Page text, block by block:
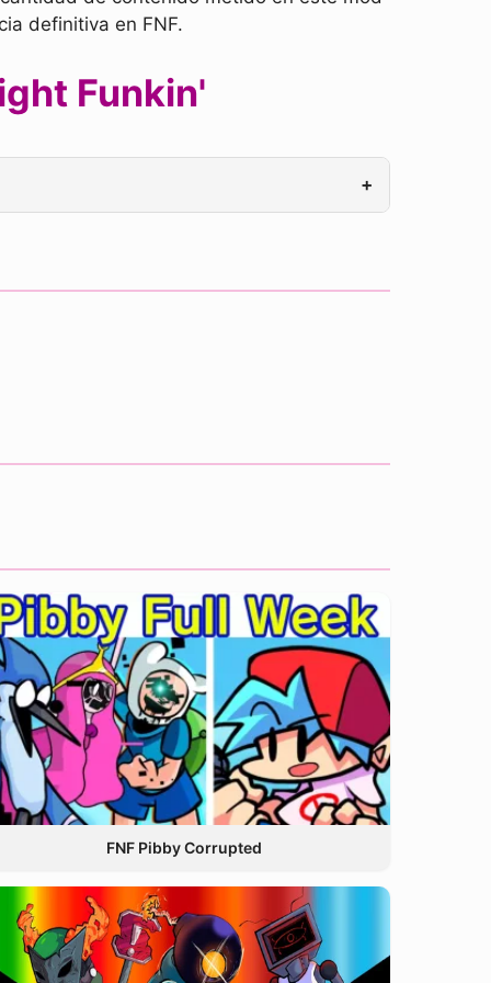
definitiva en FNF.
Funkin'
+
FNF Pibby Corrupted